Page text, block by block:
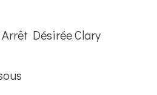
Désirée Clary